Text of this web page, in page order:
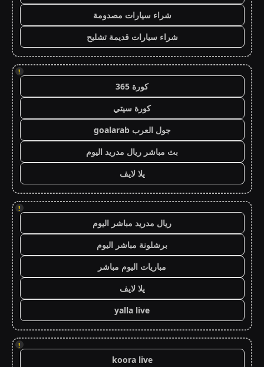
شراء سيارات مصدومة
شراء سيارات قديمة تشليح
!
كورة 365
كورة سيتي
جول العرب goalarab
بث مباشر ريال مدريد اليوم
يلا لايف
!
ريال مدريد مباشر اليوم
برشلونة مباشر اليوم
مباريات اليوم مباشر
يلا لايف
yalla live
!
koora live